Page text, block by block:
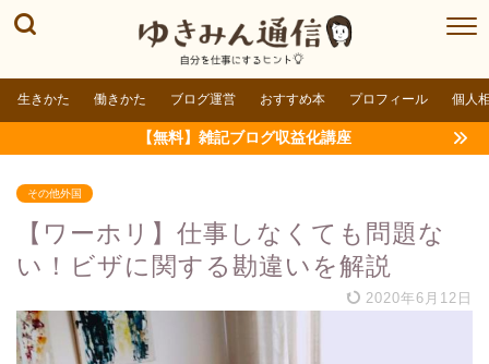
生きかた 働きかた ブログ運営 おすすめ本 プロフィール 個人
【無料】雑記ブログ収益化講座
その他外国
【ワーホリ】仕事しなくても問題な
い！ビザに関する勘違いを解説
2020年6月12日